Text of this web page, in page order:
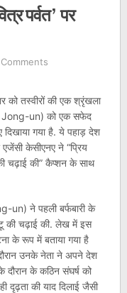
पर्वत’ पर
को तस्वीरों की एक श्रृंखला
Jong-un) को एक सफेद
गया है. ये पहाड़ देश
एजेंसी केसीएनए ने “प्रिय
चढ़ाई की” कैप्शन के साथ
un) ने पहली बर्फबारी के
की चढ़ाई की. लेख में इस
के रूप में बताया गया है
उनके नेता ने अपने देश
के कठिन संघर्ष को
दृढ़ता की याद दिलाई जैसी